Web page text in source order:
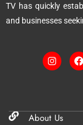
:
TV has quickly
and businesses
About Us